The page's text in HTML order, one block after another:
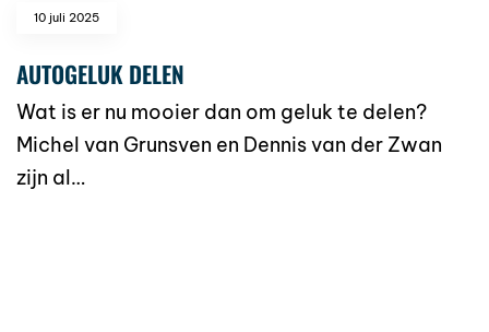
10 juli 2025
AUTOGELUK DELEN
Wat is er nu mooier dan om geluk te delen?
Michel van Grunsven en Dennis van der Zwan
zijn al…